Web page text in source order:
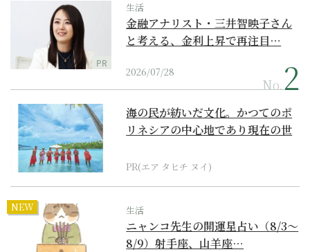
PR
生活
金融アナリスト・三井智映子さん
と考える、金利上昇で再注目…
2026/07/28
No.
海の民が紡いだ文化。かつてのポ
リネシアの中心地であり現在の世
PR(エア タヒチ ヌイ)
NEW 生活
ニャンコ先生の開運星占い（8/3～
8/9）射手座、山羊座…